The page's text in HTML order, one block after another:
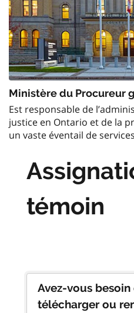
Ministère du Procureur
Est responsable de
justice en Ontario et de la
un vaste éventail de
témoin
Avez-vous besoin
télécharger ou